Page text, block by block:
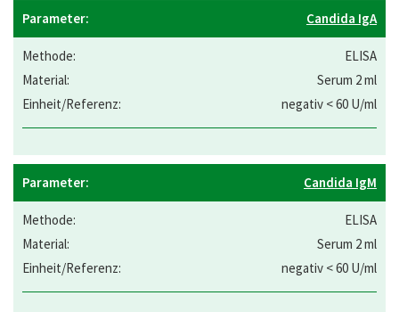
Candida IgA
ELISA
Serum 2 ml
negativ < 60 U/ml
Candida IgM
ELISA
Serum 2 ml
negativ < 60 U/ml